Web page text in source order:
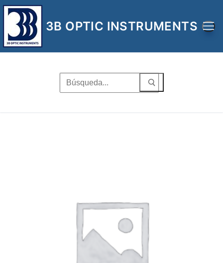
Ir
contenido
3B OPTIC INSTRUMENTS
Buscar
por: